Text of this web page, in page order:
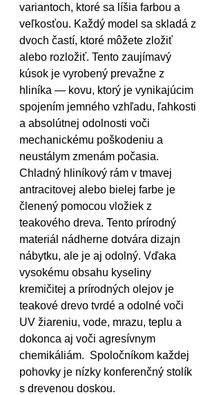
variantoch, ktoré sa líšia farbou a
veľkosťou. Každý model sa skladá z
dvoch častí, ktoré môžete zložiť
alebo rozložiť. Tento zaujímavý
kúsok je vyrobený prevažne z
hliníka — kovu, ktorý je vynikajúcim
spojením jemného vzhľadu, ľahkosti
a absolútnej odolnosti voči
mechanickému poškodeniu a
neustálym zmenám počasia.
Chladný hliníkový rám v tmavej
antracitovej alebo bielej farbe je
členený pomocou vložiek z
teakového dreva. Tento prírodný
materiál nádherne dotvára dizajn
nábytku, ale je aj odolný. Vďaka
vysokému obsahu kyseliny
kremičitej a prírodných olejov je
teakové drevo tvrdé a odolné voči
UV žiareniu, vode, mrazu, teplu a
dokonca aj voči agresívnym
chemikáliám.  Spoločníkom každej
pohovky je nízky konferenčný stolík
s drevenou doskou.